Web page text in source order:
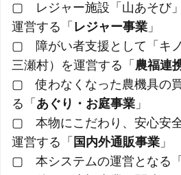
▢ レジャー施設「山あそび
運営する「 レジャー事業 」
▢ 障がい者支援として「キ
三瀬村）を運営する「 農福連
▢ 使わなくなった農機具の
る「 あぐり・お庭事業 」
▢ 本物にこだわり、安心安
運営する「 国内外通販事業 」
▢ 本システムの運営となる「